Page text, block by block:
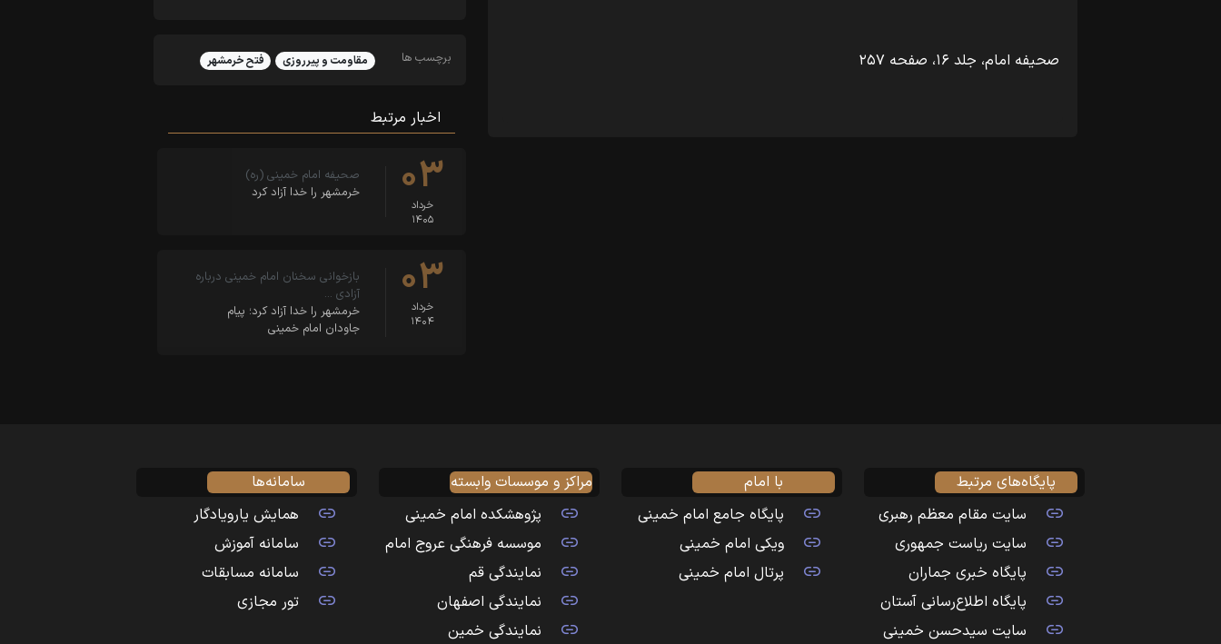
صحیفه امام، جلد ۱۶، صفحه ۲۵۷ برچسب ها مقاومت و پیرروزی فتح خرمشهر
اخبار مرتبط
۰۳
خرداد
۱۴۰۵
صحیفه امام خمینی (ره)
خرمشهر را خدا آزاد کرد
۰۳
خرداد
۱۴۰۴
بازخوانی سخنان امام خمینی درباره
آزادی …
خرمشهر را خدا آزاد کرد؛ پیام
جاودان امام خمینی
پایگاه‌های مرتبط
سایت مقام معظم رهبری
سایت ریاست جمهوری
پایگاه خبری جماران
پایگاه اطلاع‌رسانی آستان
سایت سیدحسن خمینی
با امام
پایگاه جامع امام خمینی
ویکی امام خمینی
پرتال امام خمینی
مراکز و موسسات وابسته
پژوهشکده امام خمینی
موسسه فرهنگی عروج امام
نمایندگی قم
نمایندگی اصفهان
نمایندگی خمین
سامانه‌ها
همایش یارویادگار
سامانه آموزش
سامانه مسابقات
تور مجازی